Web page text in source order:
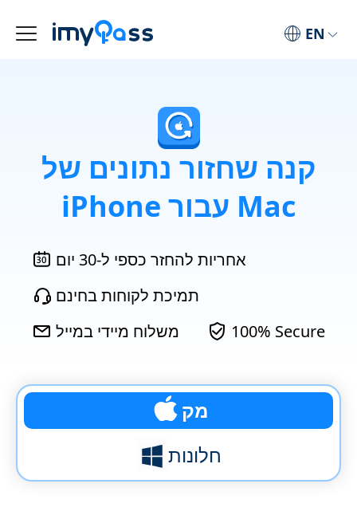
EN
קנה שחזור נתונים של
iPhone עבור Mac
אחריות להחזר כספי ל-30 יום
תמיכת לקוחות בחינם
משלוח מיידי במייל
100% Secure
מק
חלונות